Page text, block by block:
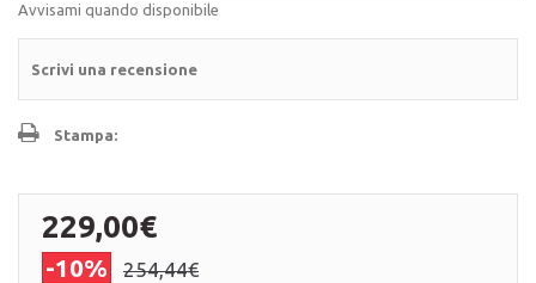
Avvisami quando disponibile
Scrivi una recensione
Stampa:
229,00€
-10% 254,44€